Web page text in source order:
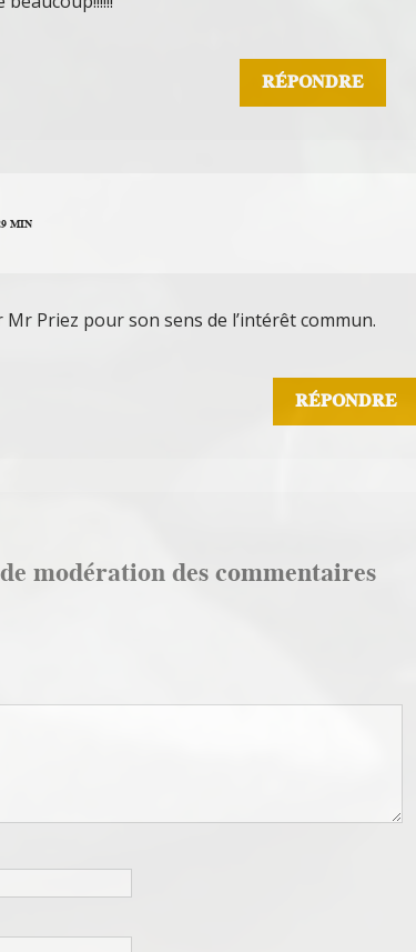
RÉPONDRE
MIN
Priez pour son sens de l’intérêt commun.
RÉPONDRE
modération des commentaires